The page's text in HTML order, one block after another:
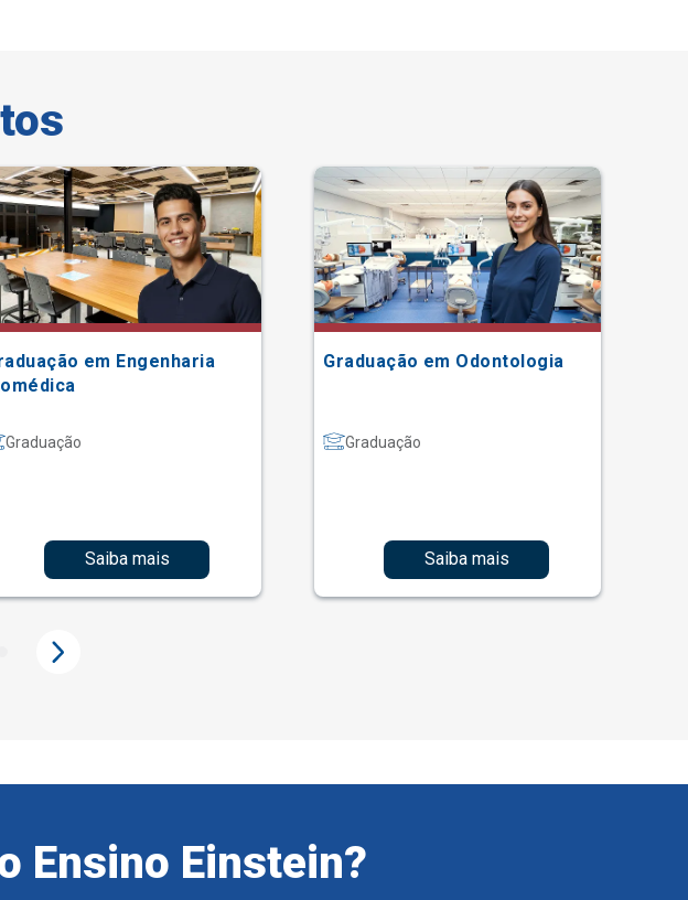
em Engenharia
Graduação
Saiba mais
Graduação em Odontologia
Graduação
Saiba mais
Ensino Einstein?